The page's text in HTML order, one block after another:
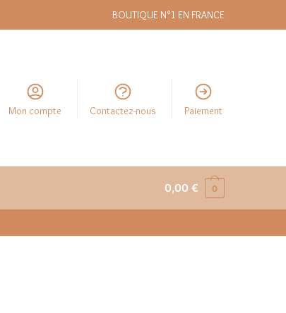
BOUTIQUE N°1 EN FRANCE
Mon compte Contactez-nous Paiement
0,00€ 0